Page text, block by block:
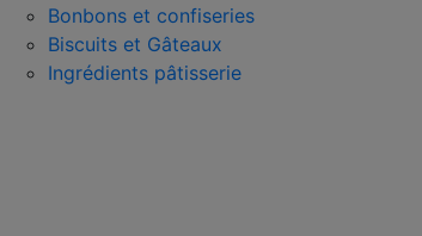
Bonbons et confiseries
Biscuits et Gâteaux
Ingrédients pâtisserie